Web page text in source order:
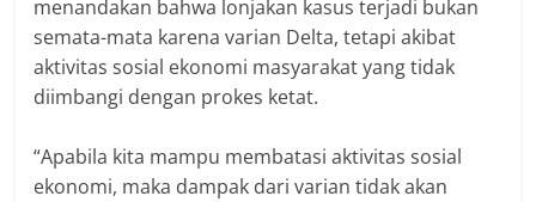
menandakan bahwa lonjakan kasus terjadi bukan
semata-mata karena varian Delta, tetapi akibat
aktivitas sosial ekonomi masyarakat yang tidak
diimbangi dengan prokes ketat.
“Apabila kita mampu membatasi aktivitas sosial
ekonomi, maka dampak dari varian tidak akan